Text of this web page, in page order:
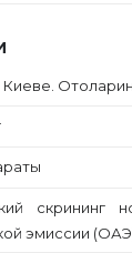
скрининг
эмиссии